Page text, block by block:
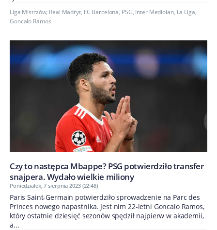
Liga Mistrzów, Real Madryt, FC Barcelona, PSG, Inter Mediolan, La Liga,
Goncalo Ramos
Czy to następca Mbappe? PSG potwierdziło transfer
snajpera. Wydało wielkie miliony
Poniedziałek, 7 sierpnia 2023 (22:48)
Paris Saint-Germain potwierdziło sprowadzenie na Parc des
Princes nowego napastnika. Jest nim 22-letni Goncalo Ramos,
który ostatnie dziesięć sezonów spędził najpierw w akademii,
a...